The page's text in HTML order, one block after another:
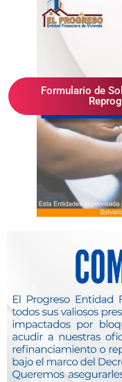
ampliación o
Más Información
Simula tu credito
Solicita un asesor
Descarga
nuestra App
Formulario de